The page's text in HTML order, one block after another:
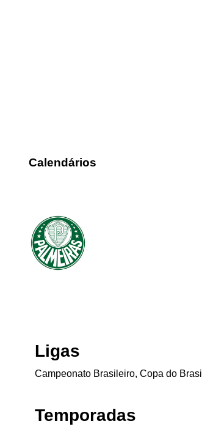
Calendários
Ligas
Campeonato Brasileiro, Copa do Brasil
Temporadas